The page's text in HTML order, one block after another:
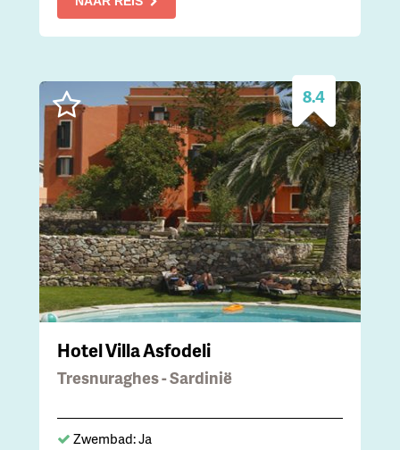
8.4
Hotel Villa Asfodeli
Tresnuraghes - Sardinië
Zwembad: Ja